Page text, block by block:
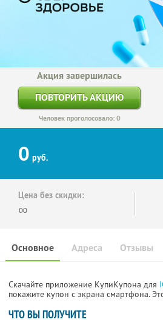
Акция завершилась
ПОВТОРИТЬ АКЦИЮ
Человек проголосовало: 0
0 руб.
Цена без скидки:
∞
Основное Отзывы
Адреса
Скачайте приложение КупиКупона для
покажите купон с экрана смартфона.
ЧТО ВЫ ПОЛУЧИТЕ